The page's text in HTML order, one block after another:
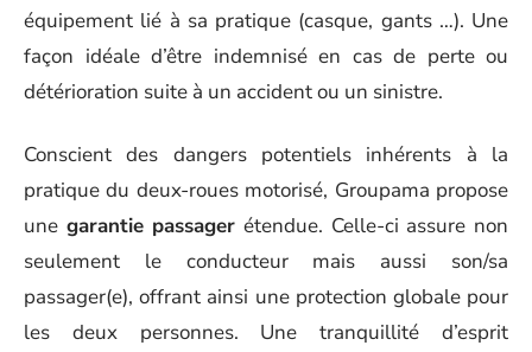
équipement lié à sa pratique (casque, gants …). Une
façon idéale d’être indemnisé en cas de perte ou
détérioration suite à un accident ou un sinistre.
Conscient des dangers potentiels inhérents à la
pratique du deux-roues motorisé, Groupama propose
une garantie passager étendue. Celle-ci assure non
seulement le conducteur mais aussi son/sa
passager(e), offrant ainsi une protection globale pour
les deux personnes. Une tranquillité d’esprit